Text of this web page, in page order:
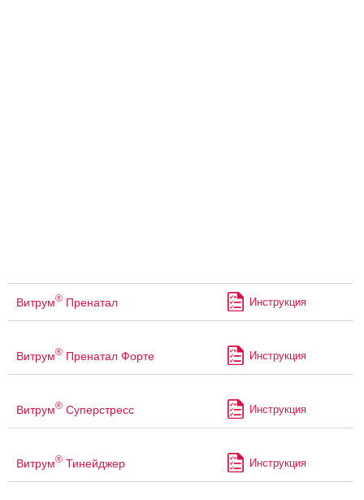
Витрум® Пренатал Инструкция
Витрум® Пренатал Форте Инструкция
Витрум® Суперстресс Инструкция
Витрум® Тинейджер Инструкция